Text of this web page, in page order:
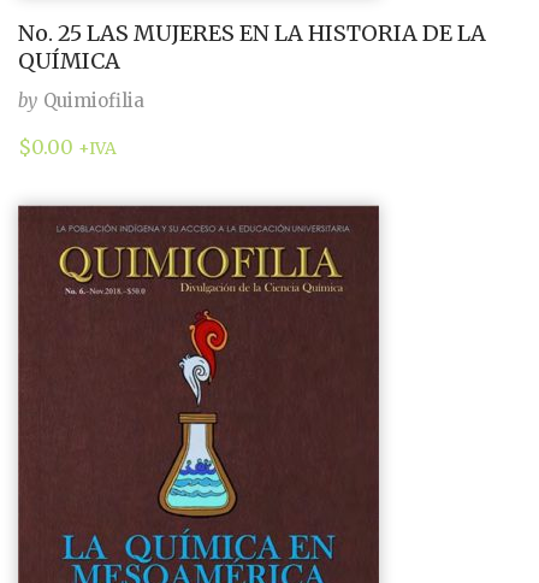
No. 25 LAS MUJERES EN LA HISTORIA DE LA
QUÍMICA
by Quimiofilia
$0.00 +IVA